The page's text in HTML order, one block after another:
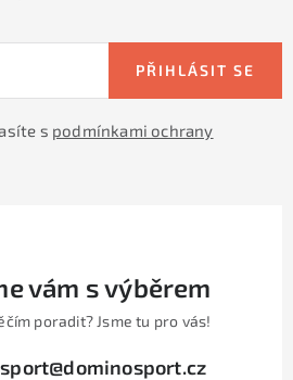
s podmínkami ochrany
PŘIHLÁSIT SE
vám s výběrem
poradit? Jsme tu pro vás!
@dominosport.cz